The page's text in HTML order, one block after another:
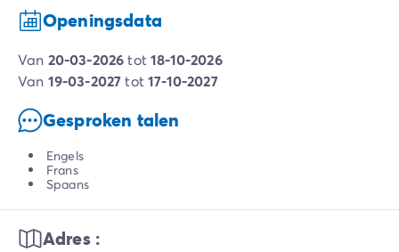
Openingsdata
van 20-03-2026tot18-10-2026
van 19-03-2027tot17-10-2027
Gesproken talen
Engels
Frans
Spaans
Adres :